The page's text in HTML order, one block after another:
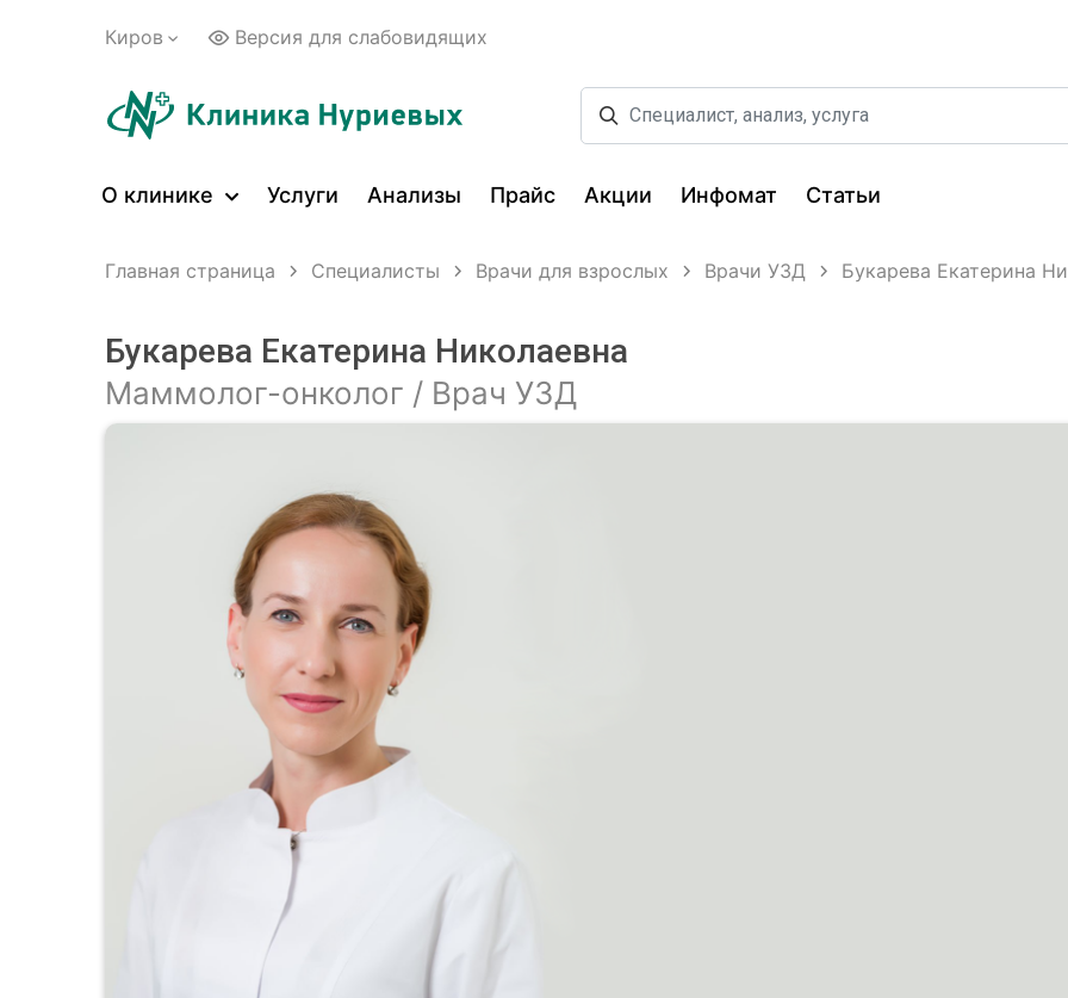
Киров Версия для слабовидящих
О клинике Услуги Анализы Прайс Акции Инфомат Статьи
Главная страница Специалисты Врачи для взрослых Врачи УЗД Букарева Екатерина
Букарева Екатерина Николаевна
Маммолог-онколог / Врач УЗД